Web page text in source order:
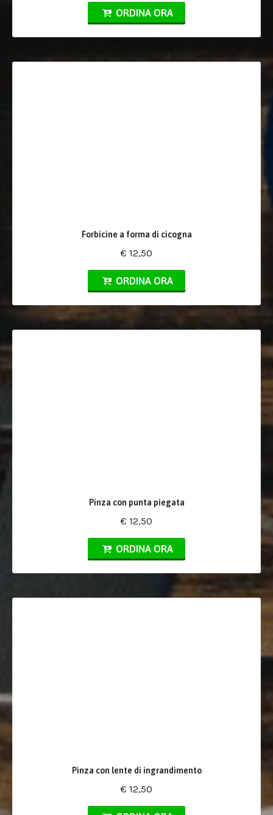
ORDINA ORA
Forbicine a forma di cicogna
€ 12,50
ORDINA ORA
Pinza con punta piegata
€ 12,50
ORDINA ORA
Pinza con lente di ingrandimento
€ 12,50